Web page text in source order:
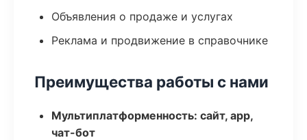
Объявления о продаже и услугах
Реклама и продвижение в справочнике
Преимущества работы с нами
Мультиплатформенность: сайт, app,
чат-бот